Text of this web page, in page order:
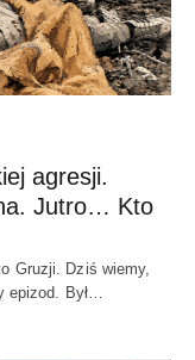
agresji.
Jutro… Kto
Gruzji. Dziś wiemy,
Był…